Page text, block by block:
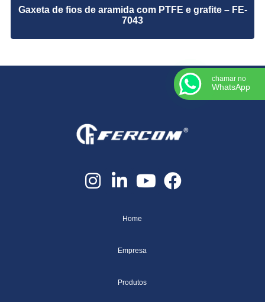
Gaxeta de fios de aramida com PTFE e grafite – FE-
7043
Home
Empresa
Produtos
chamar no
WhatsApp